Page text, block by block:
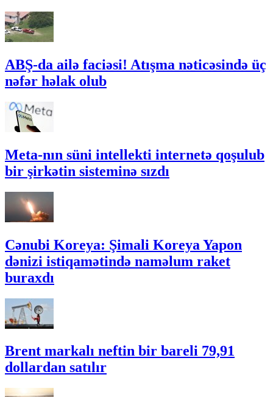
ABŞ-da ailə faciəsi! Atışma nəticəsində üç
nəfər həlak olub
Meta-nın süni intellekti internetə qoşulub
bir şirkətin sisteminə sızdı
Cənubi Koreya: Şimali Koreya Yapon
dənizi istiqamətində naməlum raket
buraxdı
Brent markalı neftin bir bareli 79,91
dollardan satılır